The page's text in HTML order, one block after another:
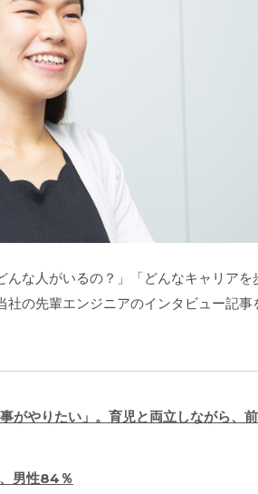
んな人がいるの？」「どんなキャリアを
の先輩エンジニアのインタビュー記事
がやりたい」。育児と両立しながら、
男性84％